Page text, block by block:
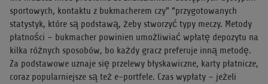
sportowych, kontaktu z bukmacherem czy” “przygotowanych
statystyk, które są podstawą, żeby stworzyć typy meczy. Metody
płatności – bukmacher powinien umożliwiać wpłatę depozytu na
kilka różnych sposobów, bo każdy gracz preferuje inną metodę.
Za podstawowe uznaje się przelewy błyskawiczne, karty płatnicze,
coraz popularniejsze są też e-portfele. Czas wypłaty – jeżeli